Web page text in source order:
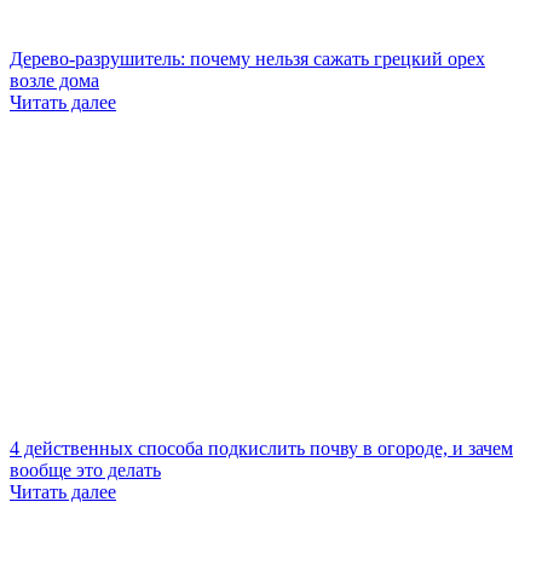
Дерево-разрушитель: почему нельзя сажать грецкий орех
возле дома
Читать далее
4 действенных способа подкислить почву в огороде, и зачем
вообще это делать
Читать далее